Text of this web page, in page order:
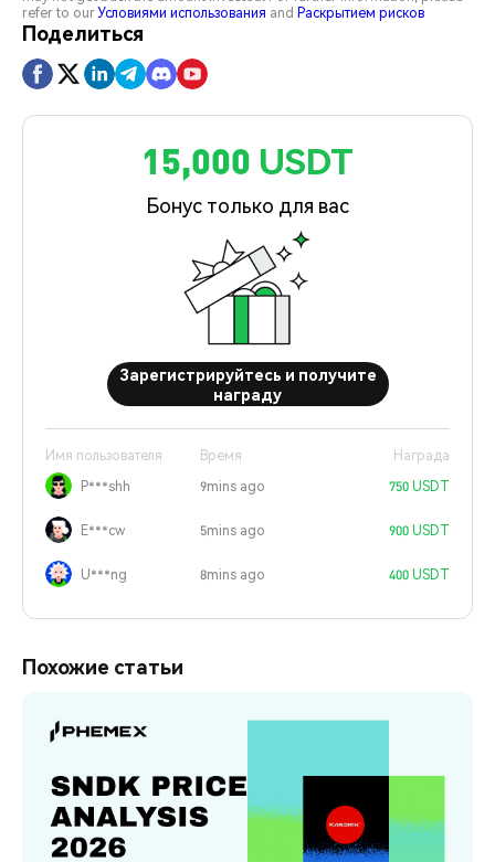
refer to ourУсловиями использования and Раскрытием рисков
Поделиться
15,000 USDT
Бонус только для вас
Зарегистрируйтесь и получите
награду
Имя пользователя Время
Награда
P***shh
9mins ago 750 USDT
E***cw 5mins ago 900 USDT
U***ng 8mins ago 400 USDT
Похожие статьи